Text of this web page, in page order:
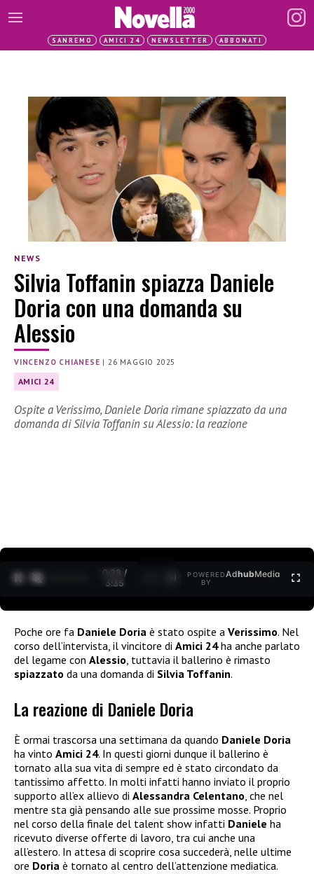
SANREMO AMICI 24 NEWSLETTER ABBONATI
NEWS
Silvia Toffanin spiazza Daniele
Doria con una domanda su
Alessio
VINCENZO CHIANESE |26 MAGGIO 2025
AMICI 24
Ospite a Verissimo, Daniele Doria rimane spiazzato da una
domanda di Silvia Toffanin su Alessio: la reazione
0:29 /
3:35
POWERED
BY
AdhubMedia
Poche ore fa Daniele Doria è stato ospite a Verissimo. Nel
corso dell’intervista, il vincitore di Amici 24ha anche parlato
del legame con Alessio , tuttavia il ballerino è rimasto
spiazzato da una domanda di Silvia Toffanin.
La reazione di Daniele Doria
È ormai trascorsa una settimana da quando Daniele Doria
ha vinto Amici 24. In questi giorni dunque il ballerino è
tornato alla sua vita di sempre ed è stato circondato da
tantissimo affetto. In molti infatti hanno inviato il proprio
supporto all’ex allievo di Alessandra Celentano, che nel
mentre sta già pensando alle sue prossime mosse. Proprio
nel corso della finale del talent show infatti Daniele ha
ricevuto diverse offerte di lavoro, tra cui anche una
all’estero. In attesa di scoprire cosa succederà, nelle ultime
ore Doria è tornato al centro dell’attenzione mediatica.